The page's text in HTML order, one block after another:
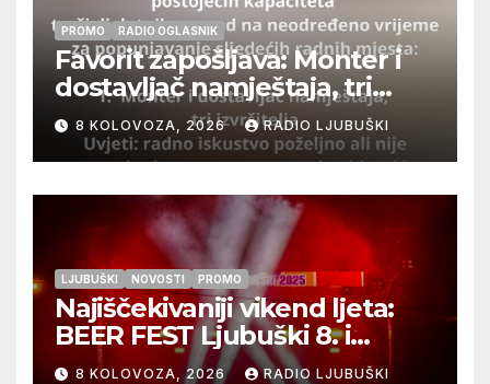
PROMO RADIO OGLASNIK
Favorit zapošljava: Monter i
dostavljač namještaja, tri
izvršitelja
8 KOLOVOZA, 2026 RADIO LJUBUŠKI
LJUBUŠKI NOVOSTI PROMO
Najiščekivaniji vikend ljeta:
BEER FEST Ljubuški 8. i
9.kolovoza
8 KOLOVOZA, 2026 RADIO LJUBUŠKI